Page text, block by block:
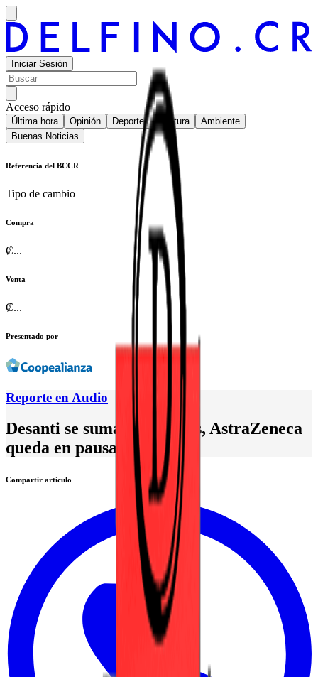
Iniciar Sesión
Acceso rápido
Última hora Opinión Deportes Cultura
Ambiente
Buenas Noticias
Referencia del BCCR
Tipo de cambio
Compra
₡...
Venta
₡...
Presentado por
Reporte en Audio
Desanti se suma a Figueres, AstraZeneca
queda en pausa
Compartir artículo